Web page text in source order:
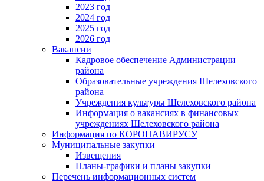
2023 год
2024 год
2025 год
2026 год
Вакансии
Кадровое обеспечение Администрации
района
Образовательные учреждения Шелеховского
района
Учреждения культуры Шелеховского района
Информация о вакансиях в финансовых
учреждениях Шелеховского района
Информация по КОРОНАВИРУСУ
Муниципальные закупки
Извещения
Планы-графики и планы закупки
Перечень информационных систем